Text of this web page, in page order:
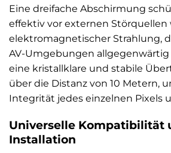
Eine dreifache Abschirmung
effektiv vor externen Störquellen
elektromagnetischer Strahlung,
AV-Umgebungen allgegenwärtig
eine kristallklare und stabile
über die Distanz von 10 Metern,
Integrität jedes einzelnen Pixels
Universelle Kompatibilität
Installation